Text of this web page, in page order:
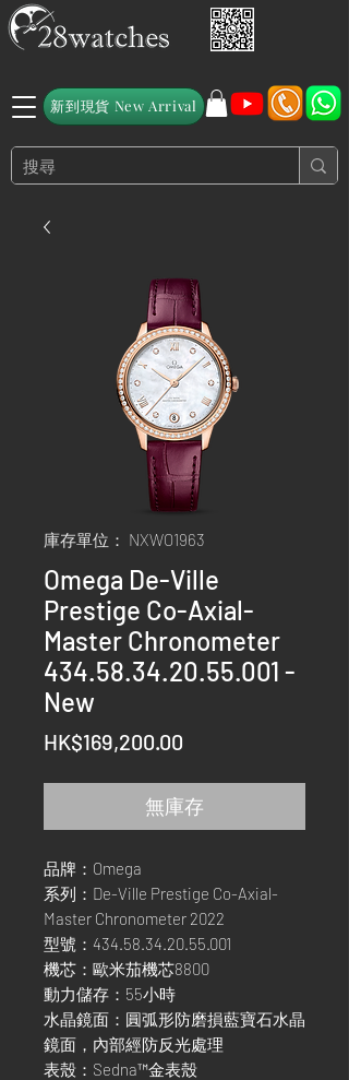
新到現貨 New Arrival
庫存單位： NXWO1963
Omega De-Ville
Prestige Co-Axial-
Master Chronometer
434.58.34.20.55.001 -
New
HK$169,200.00
無庫存
品牌：Omega
系列：De-Ville Prestige Co-Axial-
Master Chronometer 2022
型號：434.58.34.20.55.001
機芯：歐米茄機芯8800
動力儲存：55小時
水晶鏡面：圓弧形防磨損藍寶石水晶
鏡面，內部經防反光處理
表殼：Sedna™金表殼